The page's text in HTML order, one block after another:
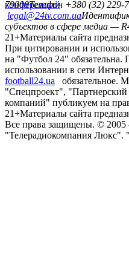
конференций
79008Телефон +380 (32) 229-
legal@24tv.com.ua
субъектов в сфере медиа —
21+Материалы сайта
При цитировании и
на "Футбол 24" обязательна.
использовании в сети
football24.ua
обязательное.
"Спецпроект",
компаний" публикуем на
21+Материалы сайта
Все права защищены. © 2005
"Телерадиокомпания Люкс".